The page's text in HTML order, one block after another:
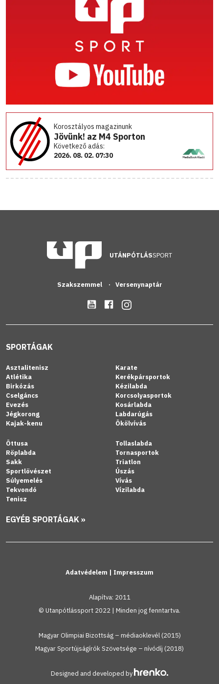
Korosztályos magazinunk
Jövünk! az M4 Sporton
Következő adás:
2026. 08. 02. 07:30
UTÁNPÓTLÁSSPORT
Szakszemmel Versenynaptár
SPORTÁGAK
Asztalitenisz
Atlétika
Birkózás
Cselgáncs
Evezés
Jégkorong
Kajak-kenu
Karate
Kerékpársportok
Kézilabda
Korcsolyasportok
Kosárlabda
Labdarúgás
Ökölvívás
Öttusa
Röplabda
Sakk
Sportlövészet
Súlyemelés
Tekvondó
Tenisz
Tollaslabda
Tornasportok
Triatlon
Úszás
Vívás
Vízilabda
EGYÉB SPORTÁGAK »
Adatvédelem | Impresszum
Alapítva: 2011
© Utanpótlássport 2022 | Minden jog fenntartva.
Magyar Olimpiai Bizottság – médiaoklevél (2015)
Magyar Sportújságírók Szövetsége – nívódíj (2018)
Designed and developed by